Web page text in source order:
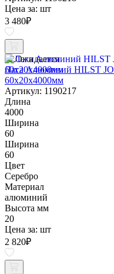
Цена за: шт
3 480₽
Ожидается
Лага Алюминий HILST
60х20х4000мм
Артикул: 1190217
Длина
4000
Ширина
60
Ширина
60
Цвет
Серебро
Материал
алюминий
Высота мм
20
Цена за: шт
2 820₽